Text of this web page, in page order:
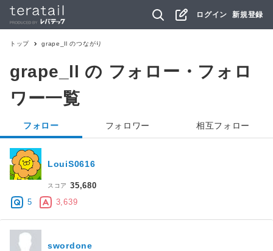
ログイン 新規登録
トップ grape_ll のつながり
grape_ll の フォロー・フォロ
ワー一覧
フォロー フォロワー 相互フォロー
LouiS0616
スコア
35,680
5
3,639
swordone